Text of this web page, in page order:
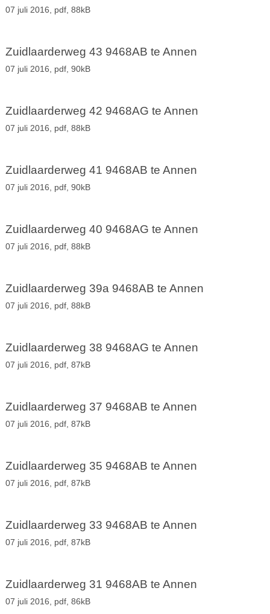
07 juli 2016, pdf, 88kB
Zuidlaarderweg 43 9468AB te Annen
07 juli 2016, pdf, 90kB
Zuidlaarderweg 42 9468AG te Annen
07 juli 2016, pdf, 88kB
Zuidlaarderweg 41 9468AB te Annen
07 juli 2016, pdf, 90kB
Zuidlaarderweg 40 9468AG te Annen
07 juli 2016, pdf, 88kB
Zuidlaarderweg 39a 9468AB te Annen
07 juli 2016, pdf, 88kB
Zuidlaarderweg 38 9468AG te Annen
07 juli 2016, pdf, 87kB
Zuidlaarderweg 37 9468AB te Annen
07 juli 2016, pdf, 87kB
Zuidlaarderweg 35 9468AB te Annen
07 juli 2016, pdf, 87kB
Zuidlaarderweg 33 9468AB te Annen
07 juli 2016, pdf, 87kB
Zuidlaarderweg 31 9468AB te Annen
07 juli 2016, pdf, 86kB